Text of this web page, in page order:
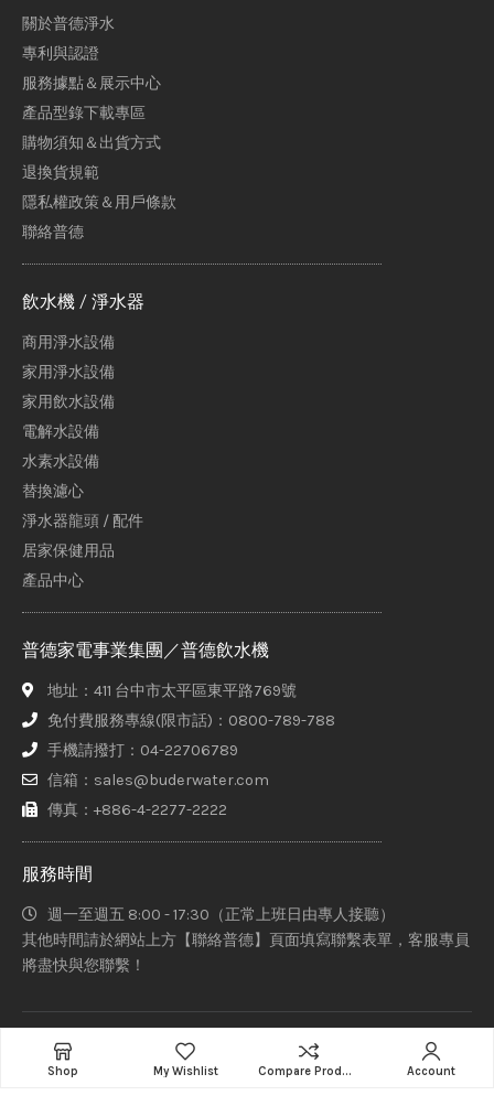
關於普德淨水
專利與認證
服務據點＆展示中心
產品型錄下載專區
購物須知＆出貨方式
退換貨規範
隱私權政策＆用戶條款
聯絡普德
飲水機 / 淨水器
商用淨水設備
家用淨水設備
家用飲水設備
電解水設備
水素水設備
替換濾心
淨水器龍頭 / 配件
居家保健用品
產品中心
普德家電事業集團／普德飲水機
地址：411 台中市太平區東平路769號
免付費服務專線(限市話)：0800-789-788
手機請撥打：04-22706789
信箱：sales@buderwater.com
傳真：+886-4-2277-2222
服務時間
週一至週五 8:00 - 17:30（正常上班日由專人接聽）
其他時間請於網站上方【聯絡普德】頁面填寫聯繫表單，客服專員
將盡快與您聯繫！
普德家電股份有限公司、意達吉淨化科技有限公司、赫睿生醫股份
有限公司 Copyright © 2021-2022 Designed ByStaruphackers
Shop My Wishlist Compare Products Account